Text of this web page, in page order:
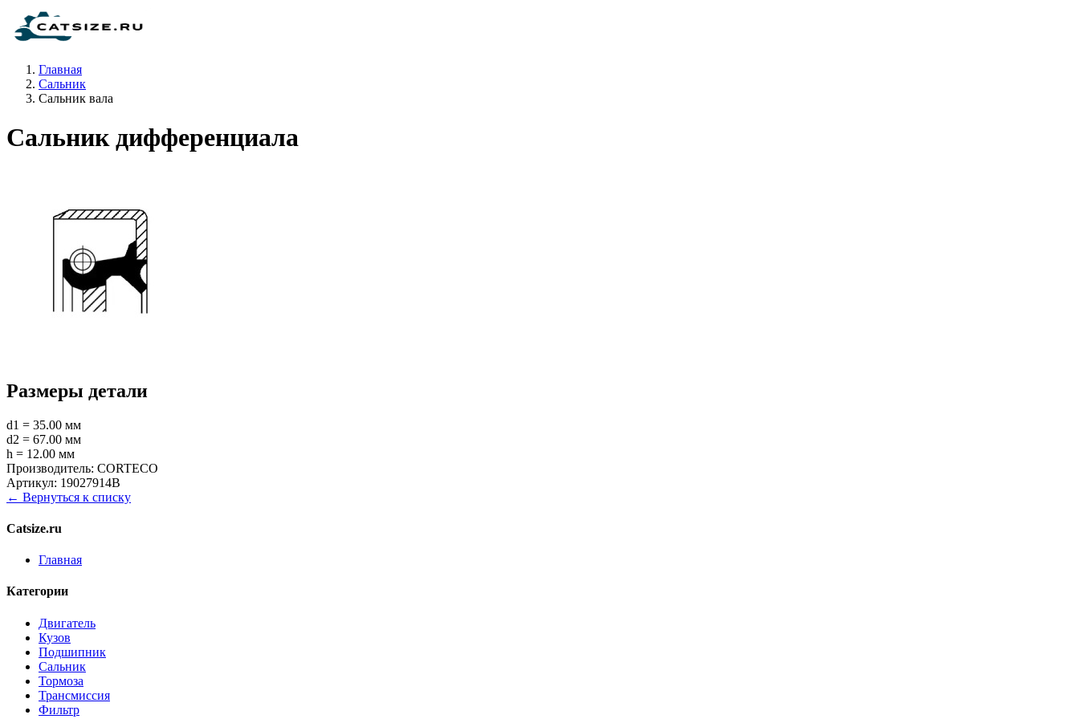
Главная
Сальник
Сальник вала
Сальник дифференциала
Размеры детали
d1 = 35.00 мм
d2 = 67.00 мм
h = 12.00 мм
Производитель: CORTECO
Артикул: 19027914B
← Вернуться к списку
Catsize.ru
Главная
Категории
Двигатель
Кузов
Подшипник
Сальник
Тормоза
Трансмиссия
Фильтр